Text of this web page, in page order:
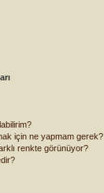
için ne yapmam gerek?
renkte görünüyor?